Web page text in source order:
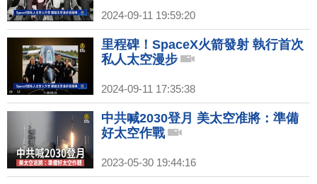
2024-09-11 19:59:20
里程碑！SpaceX火箭發射 執行首次
私人太空漫步
2024-09-11 17:35:38
中共喊2030登月 美太空准將：準備
好太空作戰
2023-05-30 19:44:16